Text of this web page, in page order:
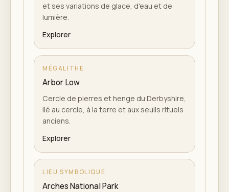
et ses variations de glace, d'eau et de
lumière.
Explorer
MÉGALITHE
Arbor Low
Cercle de pierres et henge du Derbyshire,
lié au cercle, à la terre et aux seuils rituels
anciens.
Explorer
LIEU SYMBOLIQUE
Arches National Park